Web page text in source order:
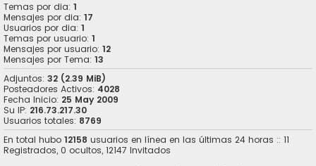
Temas por dia: 1
Mensajes por dia: 17
Usuarios por dia: 1
Temas por usuario: 1
Mensajes por usuario: 12
Mensajes por Tema: 13
Adjuntos: 32 (2.39 MiB)
Posteadores Activos: 4028
Fecha Inicio: 25 May 2009
Su IP: 216.73.217.30
Usuarios totales: 8769
En total hubo 12158 usuarios en línea en las últimas 24 horas :: 11
Registrados, 0 ocultos, 12147 Invitados